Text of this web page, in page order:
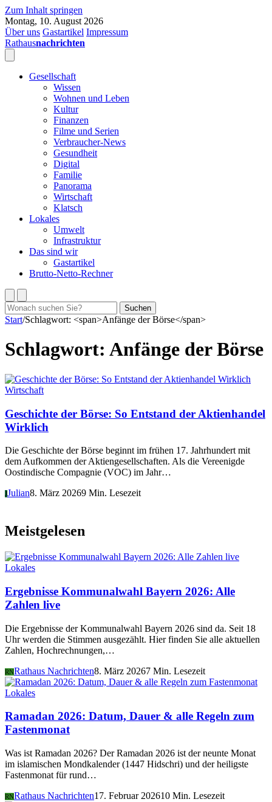
Zum Inhalt springen
Montag, 10. August 2026
Über uns Gastartikel Impressum
Rathausnachrichten
Gesellschaft
Wissen
Wohnen und Leben
Kultur
Finanzen
Filme und Serien
Verbraucher-News
Gesundheit
Digital
Familie
Panorama
Wirtschaft
Klatsch
Lokales
Umwelt
Infrastruktur
Das sind wir
Gastartikel
Brutto-Netto-Rechner
Suchen
nach:
Suchen
Start/Schlagwort: <span>Anfänge der Börse</span>
Schlagwort: Anfänge der Börse
Wirtschaft
Geschichte der Börse: So Entstand der Aktienhandel
Wirklich
Die Geschichte der Börse beginnt im frühen 17. Jahrhundert mit
dem Aufkommen der Aktiengesellschaften. Als die Vereenigde
Oostindische Compagnie (VOC) im Jahr…
JJulian8. März 20269 Min. Lesezeit
Meistgelesen
Lokales
Ergebnisse Kommunalwahl Bayern 2026: Alle
Zahlen live
Die Ergebnisse der Kommunalwahl Bayern 2026 sind da. Seit 18
Uhr werden die Stimmen ausgezählt. Hier finden Sie alle aktuellen
Zahlen, Hochrechnungen,…
RNRathaus Nachrichten8. März 20267 Min. Lesezeit
Lokales
Ramadan 2026: Datum, Dauer & alle Regeln zum
Fastenmonat
Was ist Ramadan 2026? Der Ramadan 2026 ist der neunte Monat
im islamischen Mondkalender (1447 Hidschri) und der heiligste
Fastenmonat für rund…
RNRathaus Nachrichten17. Februar 202610 Min. Lesezeit